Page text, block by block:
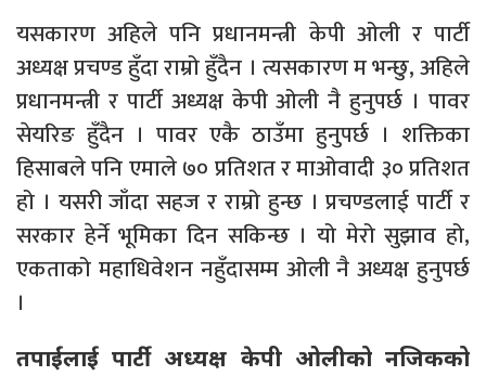
यसकारण अहिले पनि प्रधानमन्त्री केपी ओली र पार्टी
अध्यक्ष प्रचण्ड हुँदा राम्रो हुँदैन । त्यसकारण म भन्छु, अहिले
प्रधानमन्त्री र पार्टी अध्यक्ष केपी ओली नै हुनुपर्छ । पावर
सेयरिङ हुँदैन । पावर एकै ठाउँमा हुनुपर्छ । शक्तिका
हिसाबले पनि एमाले ७० प्रतिशत र माओवादी ३० प्रतिशत
हो । यसरी जाँदा सहज र राम्रो हुन्छ । प्रचण्डलाई पार्टी र
सरकार हेर्ने भूमिका दिन सकिन्छ । यो मेरो सुझाव हो,
एकताको महाधिवेशन नहुँदासम्म ओली नै अध्यक्ष हुनुपर्छ
।
तपाईंलाई पार्टी अध्यक्ष केपी ओलीको नजिकको